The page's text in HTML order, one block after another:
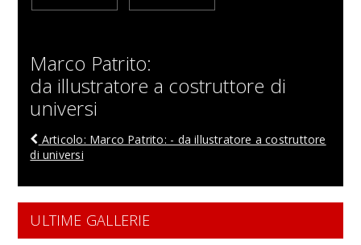
Marco Patrito:
da illustratore a costruttore di
universi
Articolo: Marco Patrito: - da illustratore a costruttore
di universi
ULTIME GALLERIE